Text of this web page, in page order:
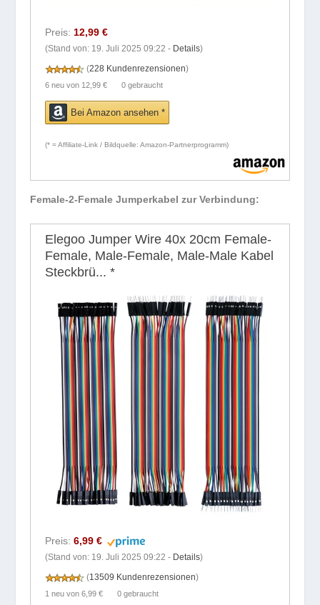
Preis: 12,99 €
(Stand von: 19. Juli 2025 09:22 - Details)
(228 Kundenrezensionen)
6 neu von 12,99 € 0 gebraucht
Bei Amazon ansehen *
(* = Affiliate-Link / Bildquelle: Amazon-Partnerprogramm)
Female-2-Female Jumperkabel zur Verbindung:
Elegoo Jumper Wire 40x 20cm Female-
Female, Male-Female, Male-Male Kabel
Steckbrü...*
Preis: 6,99 €
(Stand von: 19. Juli 2025 09:22 - Details)
(13509 Kundenrezensionen)
1 neu von6,99 € 0 gebraucht